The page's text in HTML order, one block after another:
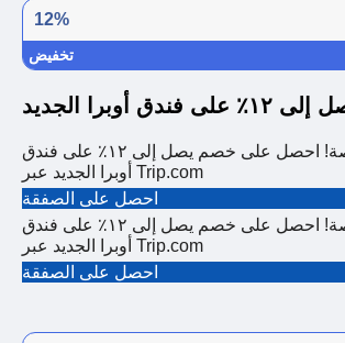
12%
تخفيض
أوبرا الجديد
لا تفوّت الفرصة! احصل على خصم يصل إلى ١٢٪ على فندق
أوبرا الجديد عبر Trip.com
احصل على الصفقة
لا تفوّت الفرصة! احصل على خصم يصل إلى ١٢٪ على فندق
أوبرا الجديد عبر Trip.com
احصل على الصفقة